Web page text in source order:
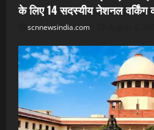
के लिए 14 सदस्यीय नेशनल वर्किंग
scnnewsindia.com